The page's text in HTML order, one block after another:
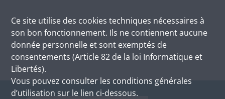
Ce site utilise des cookies techniques nécessaires à
son bon fonctionnement. Ils ne contiennent aucune
donnée personnelle et sont exemptés de
consentements (Article 82 de la loi Informatique et
Libertés).
Vous pouvez consulter les conditions générales
d’utilisation sur le lien ci-dessous.